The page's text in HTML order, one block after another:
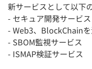
新サービスとして以下
- セキュア開発サービス
- Web3、BlockChain
- SBOM監視サービス
- ISMAP検証サービス